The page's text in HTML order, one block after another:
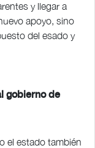
y llegar a
apoyo, sino
del esado y
gobierno de
el estado también